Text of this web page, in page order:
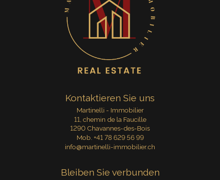
Kontaktieren Sie uns
Martinelli - Immobilier
11, chemin de la Faucille
1290 Chavannes-des-Bois
Mob. +41 78 629 56 99
info@martinelli-immobilier.ch
Bleiben Sie verbunden